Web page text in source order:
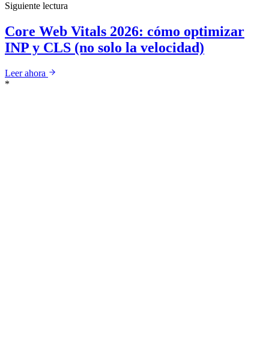
Siguiente lectura
Core Web Vitals 2026: cómo optimizar
INP y CLS (no solo la velocidad)
Leer ahora
*